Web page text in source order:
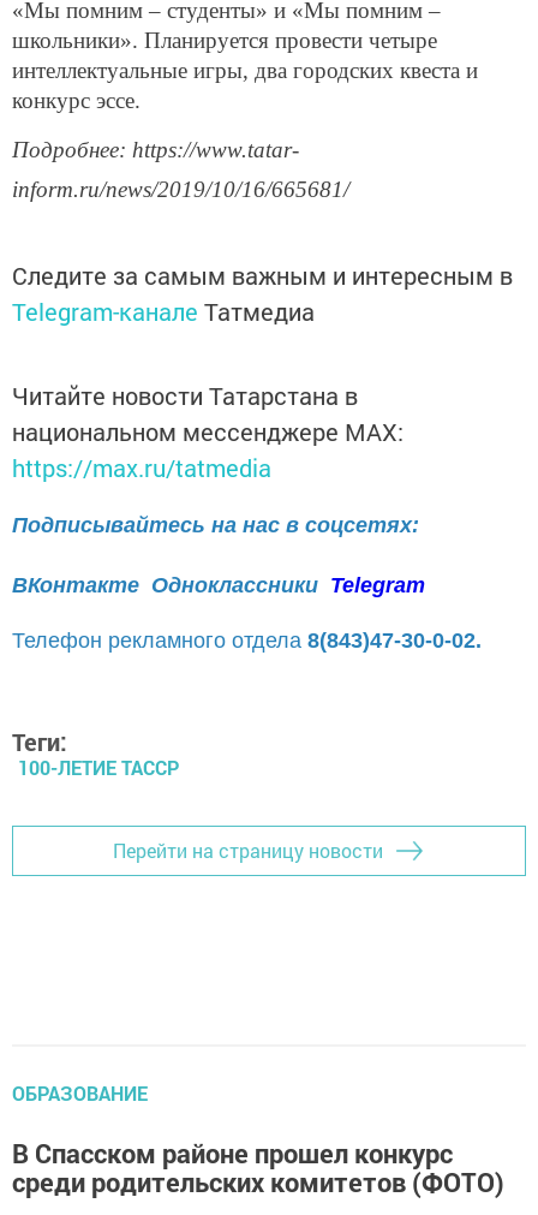
«Мы помним – студенты» и «Мы помним –
школьники». Планируется провести четыре
интеллектуальные игры, два городских квеста и
конкурс эссе.
Подробнее: https://www.tatar-
inform.ru/news/2019/10/16/665681/
Следите за самым важным и интересным в
Telegram-канале Татмедиа
Читайте новости Татарстана в
национальном мессенджере MАХ:
https://max.ru/tatmedia
Подписывайтесь на нас в соцсетях:
ВКонтакте Одноклассники Telegram
Телефон рекламного отдела 8(843)47-30-0-02.
Теги:
100-ЛЕТИЕ ТАССР
Перейти на страницу новости
ОБРАЗОВАНИЕ
В Спасском районе прошел конкурс
среди родительских комитетов (ФОТО)